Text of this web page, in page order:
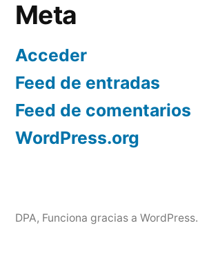
Meta
Acceder
Feed de entradas
Feed de comentarios
WordPress.org
DPA, Funciona gracias a WordPress.